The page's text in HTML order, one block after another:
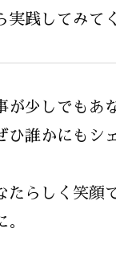
実践してみて
が少しでもあ
ひ誰かにもシ
たらしく笑顔